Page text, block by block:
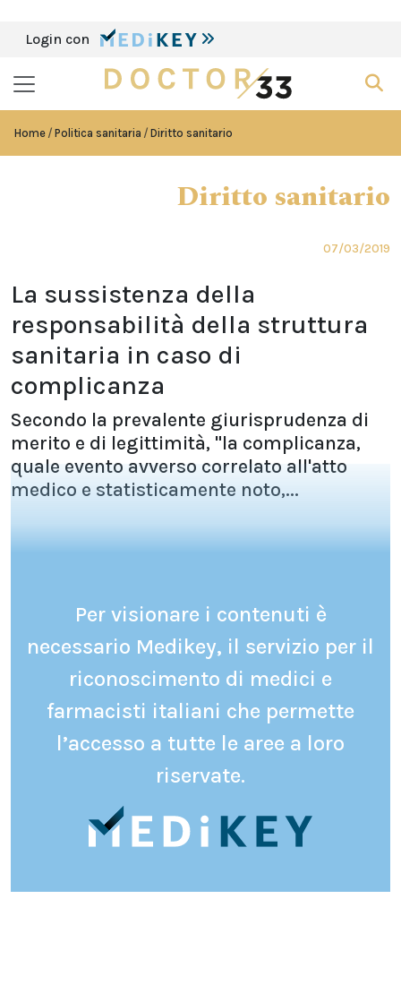
Login con
Home Politica sanitaria Diritto sanitario
Diritto sanitario
07/03/2019
La sussistenza della
responsabilità della struttura
sanitaria in caso di
complicanza
Secondo la prevalente giurisprudenza di
merito e di legittimità, "la complicanza,
quale evento avverso correlato all'atto
medico e statisticamente noto,...
Per visionare i contenuti è
necessario Medikey, il servizio per il
riconoscimento di medici e
farmacisti italiani che permette
l’accesso a tutte le aree a loro
riservate.